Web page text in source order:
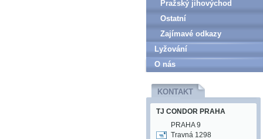
Pražský jihovýchod
Ostatní
Zajímavé odkazy
Lyžování
O nás
KONTAKT
TJ CONDOR PRAHA
PRAHA 9
Travná 1298